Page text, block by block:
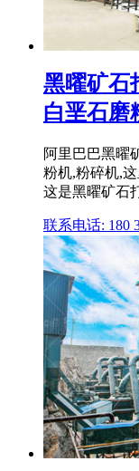
黑曜矿石
白垩石磨
阿里巴巴黑曜
粉机,粉碎机,
这是黑曜矿石
联系电话: 180